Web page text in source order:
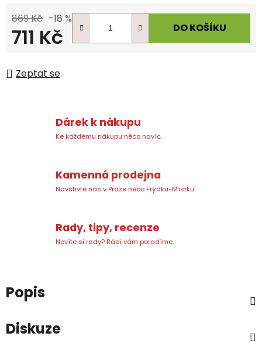
869 Kč –18 %
711 Kč DO KOŠÍKU
Zeptat se
Dárek k nákupu
Ke každému nákupu něco navíc.
Kamenná prodejna
Navštivte nás v Praze nebo Frýdku-Místku.
Rady, tipy, recenze
Nevíte si rady? Rádi vám poradíme.
Popis
Diskuze